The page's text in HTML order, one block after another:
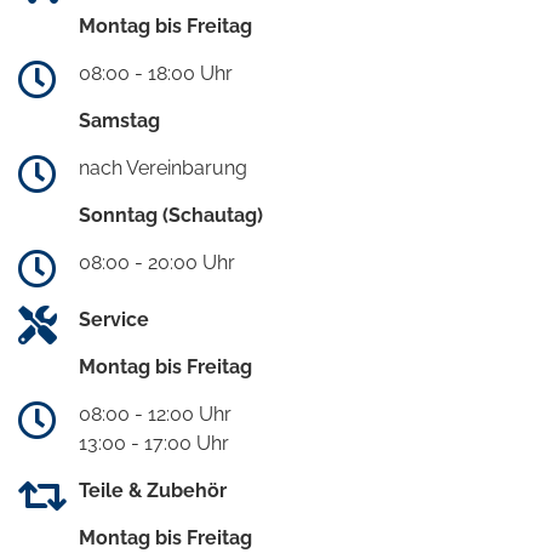
Montag bis Freitag
08:00 - 18:00 Uhr
Samstag
nach Vereinbarung
Sonntag (Schautag)
08:00 - 20:00 Uhr
Service
Montag bis Freitag
08:00 - 12:00 Uhr
13:00 - 17:00 Uhr
Teile & Zubehör
Montag bis Freitag